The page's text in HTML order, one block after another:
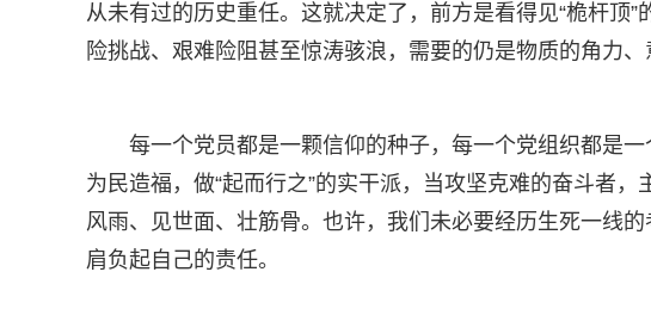
从未有过的历史重任。这就决定了，前方是看得见“桅杆顶
险挑战、艰难险阻甚至惊涛骇浪，需要的仍是物质的角力、
每一个党员都是一颗信仰的种子，每一个党组织都是
为民造福，做“起而行之”的实干派，当攻坚克难的奋斗者
风雨、见世面、壮筋骨。也许，我们未必要经历生死一线
肩负起自己的责任。